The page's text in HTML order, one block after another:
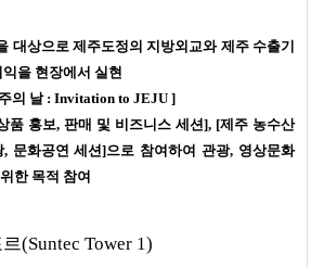
대상으로 제주도정의 지방외교와 제주 수출기
을 현장에서 실현
의 날 : Invitation to JEJU ]
품 홍보, 판매 및 비즈니스 세션], [제주 농수산
문화공연 세션]으로 참여하여 관광, 영상문화
한 목적 참여
(Suntec Tower 1)